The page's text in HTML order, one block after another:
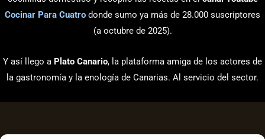
Cocinar Para Cuatro donde sumo ya más de 28.000 suscriptores
(a octubre de 2025).
Y así llego a Plato Canario, la plataforma amiga de los actores de
la gastronomía y la enología de Canarias. Al servicio del sector.